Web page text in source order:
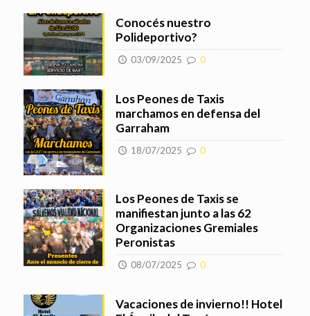
Conocés nuestro
Polideportivo?
03/09/2025 0
Los Peones de Taxis
marchamos en defensa del
Garraham
18/07/2025 0
Los Peones de Taxis se
manifiestan junto a las 62
Organizaciones Gremiales
Peronistas
08/07/2025 0
Vacaciones de invierno!! Hotel